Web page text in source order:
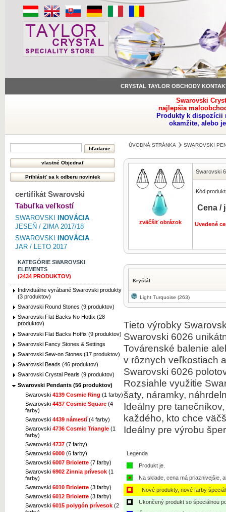
CRYSTAL TAYLOR OBCHODY
Swarovski
najlepšia
Produkty k dispozícii
okamžite, alebo
certifikát Swarovski
Tabuľka veľkostí
SWAROVSKI
INOVÁCIA
JESEŇ / ZIMA 2017/18
SWAROVSKI
INOVÁCIA
JAR / LETO 2017
KATEGÓRIE SWAROVSKI
ELEMENTS
(2434 PRODUKTOV)
Individuálne vyrábané Swarovski produkty
(3 produktov)
Swarovski Round Stones (9 produktov)
Swarovski Flat Backs No Hotfix (28
produktov)
Swarovski Flat Backs Hotfix (9 produktov)
Swarovski Fancy Stones & Settings
Swarovski Sew-on Stones (17 produktov)
Swarovski Beads (46 produktov)
Swarovski Crystal Pearls (9 produktov)
Swarovski Pendants (56 produktov)
Swarovski 4139 Cosmic Ring (1 farby)
Swarovski 4437 Cosmic Square (4
farby)
Swarovski 4439 námestí (4 farby)
Swarovski 4736 Cosmic Triangle (1
farby)
Swarovski 4737 (7 farby)
Swarovski 6000 (6 farby)
Swarovski 6007 Briolette (7 farby)
Swarovski 6902 Zinnia prívesok (1
farby)
Swarovski 6010 Briolette (3 farby)
Swarovski 6012 Briolette (3 farby)
Swarovski 6015 polygón prívesok (2
ÚVODNÁ STRÁNKA SWAROVSKI
zväčšiť obrázok
Swarovski
Kód
Cena /
Uvedené
Kryštál
Light Turquoise (263)
Tieto výrobky
Swarovski 6026
Továrenské balenie
v rôznych veľkostiach
Swarovski 6026
Rozsiahle využitie
šaty, náramky,
Ideálny pre
každého, kto chce
Ideálny pre výrobu
Legenda
Produkt je.
Na sklade, cena má priaznivejšie,
Nové produkty, nové farby
Ukončený produkt so špeciálnou